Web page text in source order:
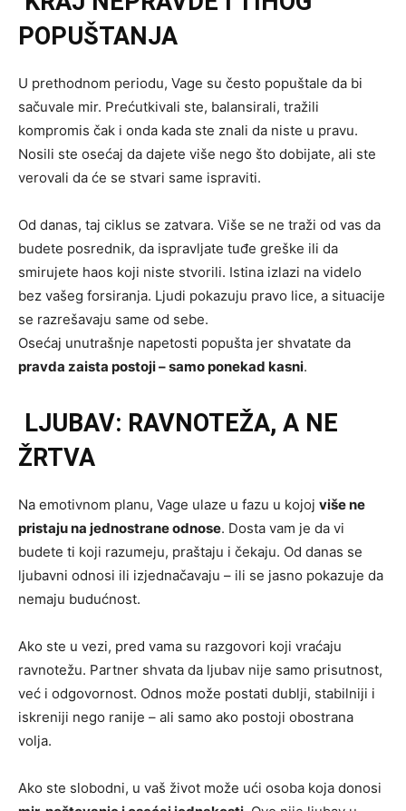
POPUŠTANJA
U prethodnom periodu, Vage su često popuštale da bi
sačuvale mir. Prećutkivali ste, balansirali, tražili
kompromis čak i onda kada ste znali da niste u pravu.
Nosili ste osećaj da dajete više nego što dobijate, ali ste
verovali da će se stvari same ispraviti.
Od danas, taj ciklus se zatvara. Više se ne traži od vas da
budete posrednik, da ispravljate tuđe greške ili da
smirujete haos koji niste stvorili. Istina izlazi na videlo
bez vašeg forsiranja. Ljudi pokazuju pravo lice, a situacije
se razrešavaju same od sebe.
Osećaj unutrašnje napetosti popušta jer shvatate da
pravda zaista postoji – samo ponekad kasni.
LJUBAV: RAVNOTEŽA, A NE
ŽRTVA
Na emotivnom planu, Vage ulaze u fazu u kojoj više ne
pristaju na jednostrane odnose. Dosta vam je da vi
budete ti koji razumeju, praštaju i čekaju. Od danas se
ljubavni odnosi ili izjednačavaju – ili se jasno pokazuje da
nemaju budućnost.
Ako ste u vezi, pred vama su razgovori koji vraćaju
ravnotežu. Partner shvata da ljubav nije samo prisutnost,
već i odgovornost. Odnos može postati dublji, stabilniji i
iskreniji nego ranije – ali samo ako postoji obostrana
volja.
Ako ste slobodni, u vaš život može ući osoba koja donosi